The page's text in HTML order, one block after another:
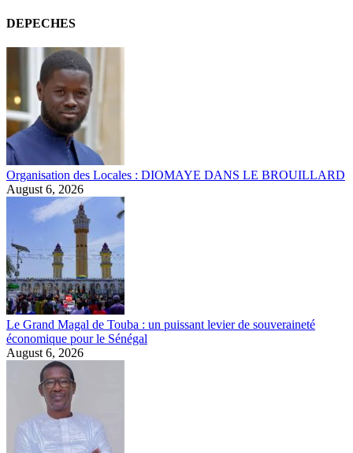
DEPECHES
Organisation des Locales : DIOMAYE DANS LE BROUILLARD
August 6, 2026
Le Grand Magal de Touba : un puissant levier de souveraineté
économique pour le Sénégal
August 6, 2026